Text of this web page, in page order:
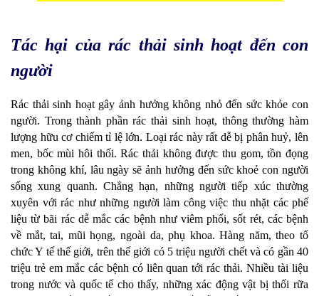
Tác hại của rác thải sinh hoạt đến con
người
Rác thải sinh hoạt gây ảnh hưởng không nhỏ đến sức khỏe con
người. Trong thành phần rác thải sinh hoạt, thông thường hàm
lượng hữu cơ chiếm tỉ lệ lớn. Loại rác này rất dễ bị phân huỷ, lên
men, bốc mùi hôi thối. Rác thải không được thu gom, tồn đọng
trong không khí, lâu ngày sẽ ảnh hưởng đến sức khoẻ con người
sống xung quanh. Chẳng hạn, những người tiếp xúc thường
xuyên với rác như những người làm công việc thu nhặt các phế
liệu từ bãi rác dễ mắc các bệnh như viêm phổi, sốt rét, các bệnh
về mắt, tai, mũi họng, ngoài da, phụ khoa. Hàng năm, theo tổ
chức Y tế thế giới, trên thế giới có 5 triệu người chết và có gần 40
triệu trẻ em mắc các bệnh có liên quan tới rác thải. Nhiều tài liệu
trong nước và quốc tế cho thấy, những xác động vật bị thối rữa